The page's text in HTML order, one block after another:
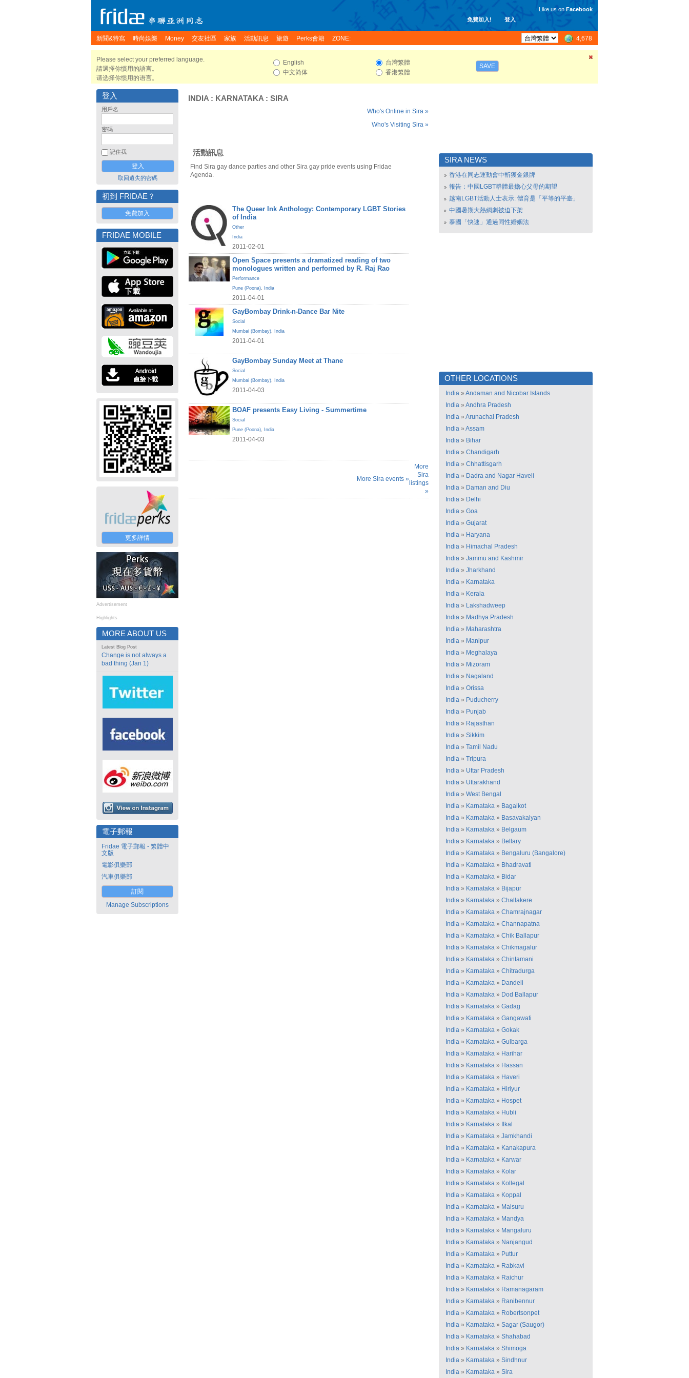
免費加入! 登入
Like us on Facebook
新聞&特寫 時尚娛樂 Money 交友社區 家族 活動訊息 旅遊 Perks會籍 ZONE: 4,678
Please select your preferred language.
請選擇你慣用的語言。
请选择你惯用的语言。
English
中文简体
台灣繁體
香港繁體
SAVE
登入
用戶名
密碼
記住我
取回遺失的密碼
初到 FRIDAE？
免費加入
FRIDAE MOBILE
更多詳情
Advertisement
Highlights
MORE ABOUT US
Latest Blog Post
Change is not always a
bad thing (Jan 1)
電子郵報
Fridae 電子郵報 - 繁體中
文版
電影俱樂部
汽車俱樂部
訂閱
Manage Subscriptions
INDIA : KARNATAKA : SIRA
Who's Online in Sira »
Who's Visiting Sira »
活動訊息
Find Sira gay dance parties and other Sira gay pride events using Fridae
Agenda.
The Queer Ink Anthology: Contemporary LGBT Stories
of India
Other
India
2011-02-01
Open Space presents a dramatized reading of two
monologues written and performed by R. Raj Rao
Performance
Pune (Poona), India
2011-04-01
GayBombay Drink-n-Dance Bar Nite
Social
Mumbai (Bombay), India
2011-04-01
GayBombay Sunday Meet at Thane
Social
Mumbai (Bombay), India
2011-04-03
BOAF presents Easy Living - Summertime
Social
Pune (Poona), India
2011-04-03
More Sira events »
More
Sira
listings
»
SIRA NEWS
香港在同志運動會中斬獲金銀牌
報告：中國LGBT群體最擔心父母的期望
越南LGBT活動人士表示: 體育是「平等的平臺」
中國暑期大熱網劇被迫下架
泰國「快速」通過同性婚姻法
OTHER LOCATIONS
India » Andaman and Nicobar Islands
India » Andhra Pradesh
India » Arunachal Pradesh
India » Assam
India » Bihar
India » Chandigarh
India » Chhattisgarh
India » Dadra and Nagar Haveli
India » Daman and Diu
India » Delhi
India » Goa
India » Gujarat
India » Haryana
India » Himachal Pradesh
India » Jammu and Kashmir
India » Jharkhand
India » Karnataka
India » Kerala
India » Lakshadweep
India » Madhya Pradesh
India » Maharashtra
India » Manipur
India » Meghalaya
India » Mizoram
India » Nagaland
India » Orissa
India » Puducherry
India » Punjab
India » Rajasthan
India » Sikkim
India » Tamil Nadu
India » Tripura
India » Uttar Pradesh
India » Uttarakhand
India » West Bengal
India » Karnataka » Bagalkot
India » Karnataka » Basavakalyan
India » Karnataka » Belgaum
India » Karnataka » Bellary
India » Karnataka » Bengaluru (Bangalore)
India » Karnataka » Bhadravati
India » Karnataka » Bidar
India » Karnataka » Bijapur
India » Karnataka » Challakere
India » Karnataka » Chamrajnagar
India » Karnataka » Channapatna
India » Karnataka » Chik Ballapur
India » Karnataka » Chikmagalur
India » Karnataka » Chintamani
India » Karnataka » Chitradurga
India » Karnataka » Dandeli
India » Karnataka » Dod Ballapur
India » Karnataka » Gadag
India » Karnataka » Gangawati
India » Karnataka » Gokak
India » Karnataka » Gulbarga
India » Karnataka » Harihar
India » Karnataka » Hassan
India » Karnataka » Haveri
India » Karnataka » Hiriyur
India » Karnataka » Hospet
India » Karnataka » Hubli
India » Karnataka »
Ilkal
India » Karnataka » Jamkhandi
India » Karnataka » Kanakapura
India » Karnataka » Karwar
India » Karnataka » Kolar
India » Karnataka » Kollegal
India » Karnataka » Koppal
India » Karnataka » Maisuru
India » Karnataka » Mandya
India » Karnataka » Mangaluru
India » Karnataka » Nanjangud
India » Karnataka » Puttur
India » Karnataka » Rabkavi
India » Karnataka » Raichur
India » Karnataka » Ramanagaram
India » Karnataka » Ranibennur
India » Karnataka » Robertsonpet
India » Karnataka » Sagar (Saugor)
India » Karnataka » Shahabad
India » Karnataka » Shimoga
India » Karnataka » Sindhnur
India » Karnataka » Sira